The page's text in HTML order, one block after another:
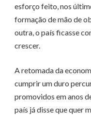
esforço feito, nos
formação de mão de
outra, o país ficasse
crescer.
A retomada da
cumprir um duro
promovidos em anos
país já disse que quer